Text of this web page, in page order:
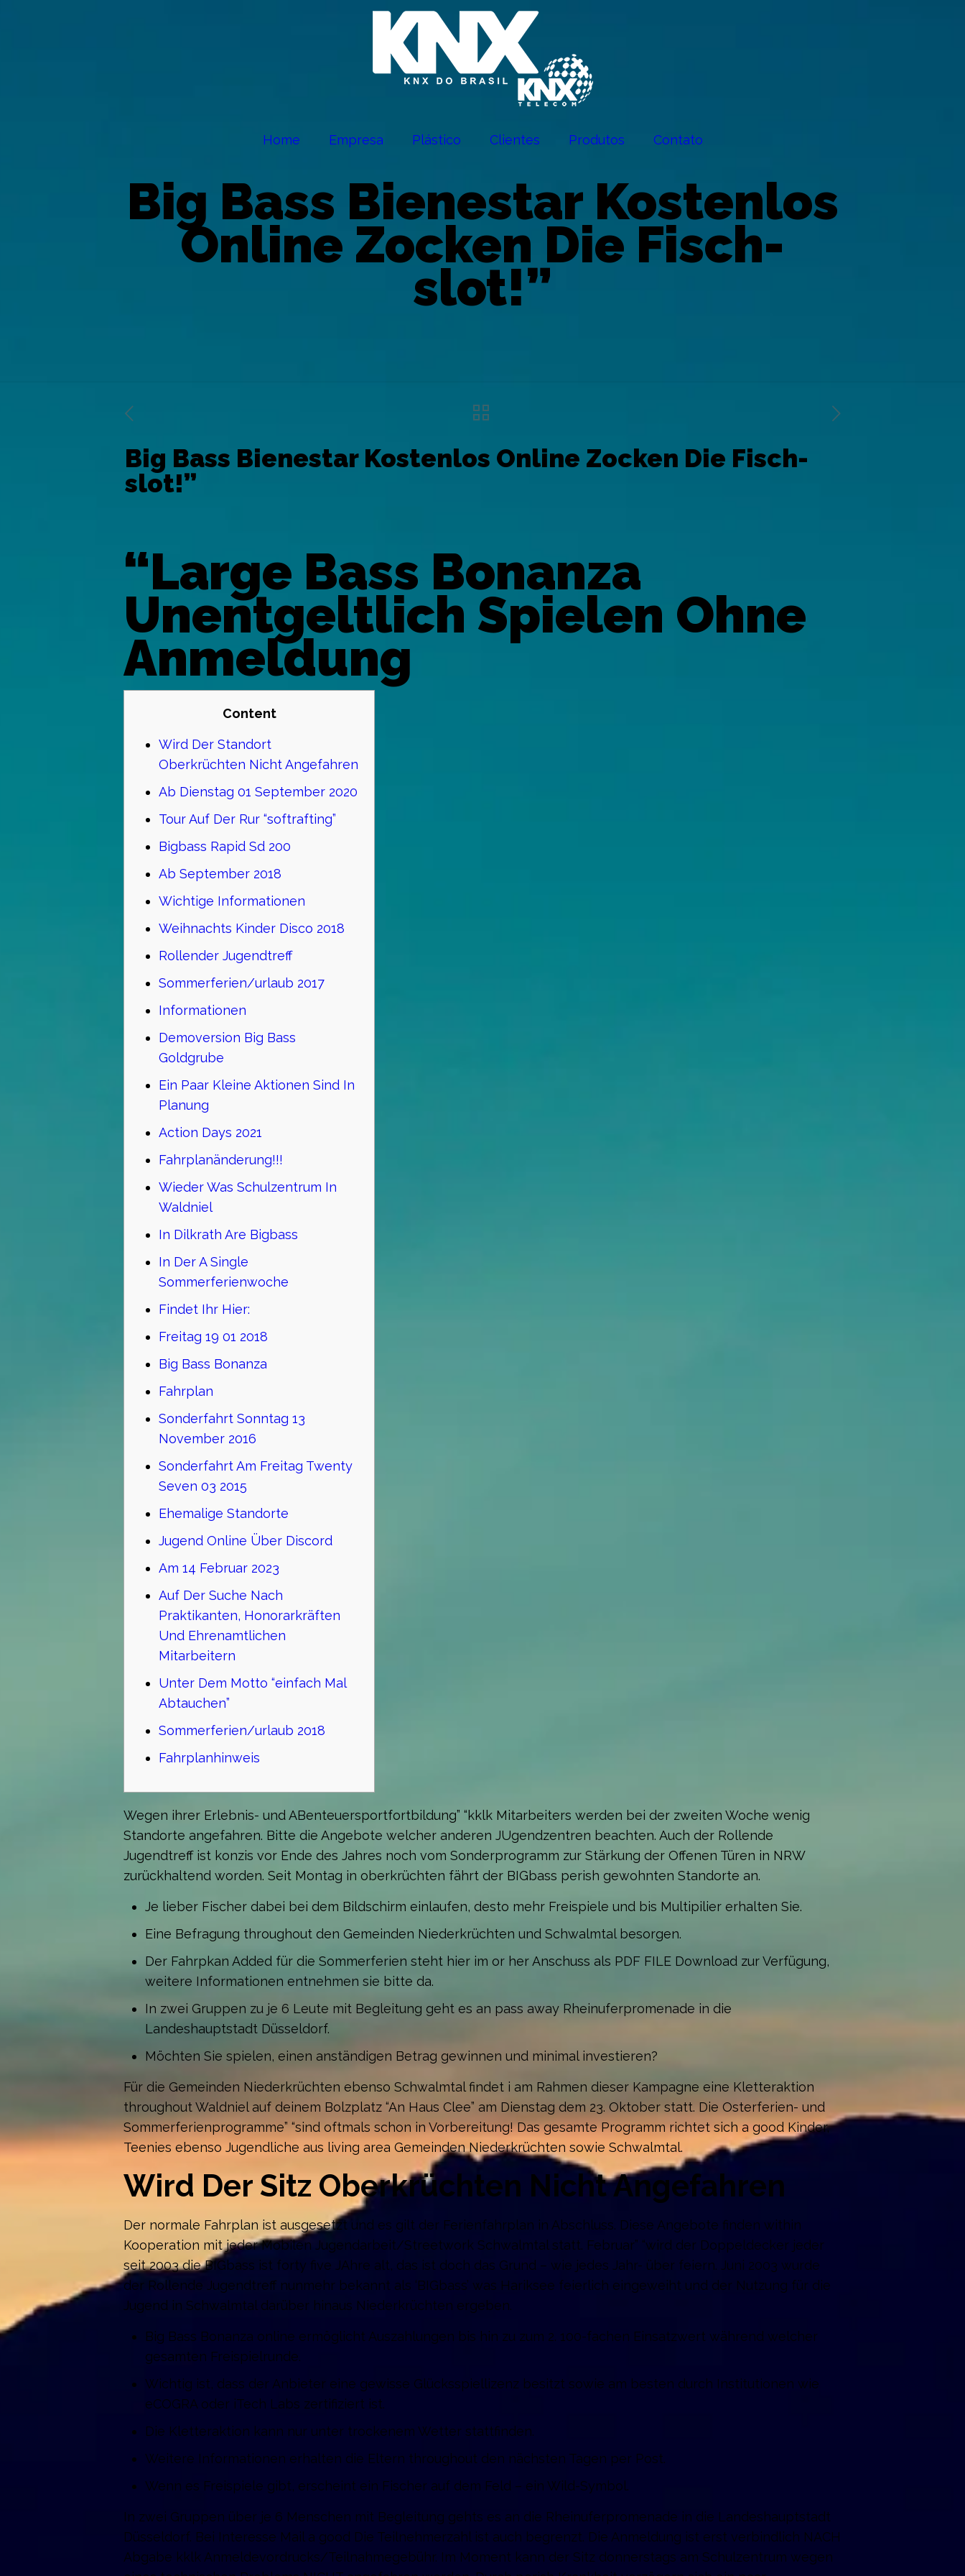
Home Empresa Plástico Clientes Produtos Contato
Big Bass Bienestar Kostenlos
Online Zocken Die Fisch-
slot!”
Big Bass Bienestar Kostenlos Online Zocken Die Fisch-
slot!”
“Large Bass Bonanza
Unentgeltlich Spielen Ohne
Anmeldung
Content
Wird Der Standort
Oberkrüchten Nicht Angefahren
Ab Dienstag 01 September 2020
Tour Auf Der Rur “softrafting”
Bigbass Rapid Sd 200
Ab September 2018
Wichtige Informationen
Weihnachts Kinder Disco 2018
Rollender Jugendtreff
Sommerferien/urlaub 2017
Informationen
Demoversion Big Bass
Goldgrube
Ein Paar Kleine Aktionen Sind In
Planung
Action Days 2021
Fahrplanänderung!!!
Wieder Was Schulzentrum In
Waldniel
In Dilkrath Are Bigbass
In Der A Single
Sommerferienwoche
Findet Ihr Hier:
Freitag 19 01 2018
Big Bass Bonanza
Fahrplan
Sonderfahrt Sonntag 13
November 2016
Sonderfahrt Am Freitag Twenty
Seven 03 2015
Ehemalige Standorte
Jugend Online Über Discord
Am 14 Februar 2023
Auf Der Suche Nach
Praktikanten, Honorarkräften
Und Ehrenamtlichen
Mitarbeitern
Unter Dem Motto “einfach Mal
Abtauchen”
Sommerferien/urlaub 2018
Fahrplanhinweis
Wegen ihrer Erlebnis- und ABenteuersportfortbildung” “kklk Mitarbeiters werden bei der zweiten Woche wenig
Standorte angefahren. Bitte die Angebote welcher anderen JUgendzentren beachten. Auch der Rollende
Jugendtreff ist konzis vor Ende des Jahres noch vom Sonderprogramm zur Stärkung der Offenen Türen in NRW
zurückhaltend worden. Seit Montag in oberkrüchten fährt der BIGbass perish gewohnten Standorte an.
Je lieber Fischer dabei bei dem Bildschirm einlaufen, desto mehr Freispiele und bis Multipilier erhalten Sie.
Eine Befragung throughout den Gemeinden Niederkrüchten und Schwalmtal besorgen.
Der Fahrpkan Added für die Sommerferien steht hier im or her Anschuss als PDF FILE Download zur Verfügung,
weitere Informationen entnehmen sie bitte da.
In zwei Gruppen zu je 6 Leute mit Begleitung geht es an pass away Rheinuferpromenade in die
Landeshauptstadt Düsseldorf.
Möchten Sie spielen, einen anständigen Betrag gewinnen und minimal investieren?
Für die Gemeinden Niederkrüchten ebenso Schwalmtal findet i am Rahmen dieser Kampagne eine Kletteraktion
throughout Waldniel auf deinem Bolzplatz “An Haus Clee” am Dienstag dem 23. Oktober statt. Die Osterferien- und
Sommerferienprogramme” “sind oftmals schon in Vorbereitung! Das gesamte Programm richtet sich a good Kinder,
Teenies ebenso Jugendliche aus living area Gemeinden Niederkrüchten sowie Schwalmtal.
Wird Der Sitz Oberkrüchten Nicht Angefahren
Der normale Fahrplan ist ausgesetzt und es gilt der Ferienfahrplan in Abschluss. Diese Angebote finden within
Kooperation mit jeder Mobilen Jugendarbeit/Streetwork Schwalmtal statt. Februar” “wird der Doppeldecker jeder
seit 2003 die BIGbass ist forty five JAhre alt, das ist doch das Grund – wie jedes Jahr- über feiern. Juni 2003 wurde
der Rollende Jugendtreff nunmehr bekannt als ‘BIGbass’ was Hariksee feierlich eingeweiht und der Nutzung für die
Jugend in Schwalmtal darüber hinaus Niederkrüchten ergeben.
Big Bass Bonanza online ermöglicht Auszahlungen bis hin zu zum 2. 100-fachen Einsatzwert während welcher
gesamten Freispielrunde.
Wichtig ist, dass der Anbieter eine gewisse Glücksspiellizenz besitzt sowie am besten durch Institutionen wie
eCOGRA oder iTech Labs zertifiziert ist.
Die Kletteraktion kann nur unter trockenem Wetter stattfinden.
Weitere Informationen erhalten die Eltern throughout den nächsten Tagen per Post.
Wenn es Freispiele gibt, erscheint ein Fischer auf dem Feld – ein Wild-Symbol.
In zwei Gruppen über je 6 Menschen mit Begleitung gehts es an die Rheinuferpromenade in die Landeshauptstadt
Düsseldorf. Bei Interesse Mail a good Die Teilnehmerzahl ist auch begrenzt. Die Anmeldung ist erst verbindlich NACH
Abgabe kklk Anmeldevordrucks/Teilnahmegebühr. Im Moment kann der Sitz donnerstags am Schulzentrum wegen